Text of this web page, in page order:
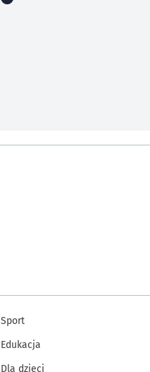
Sport
Edukacja
Dla dzieci